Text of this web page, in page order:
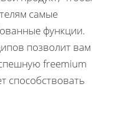
самые
функции.
позволит вам
freemium
способствовать